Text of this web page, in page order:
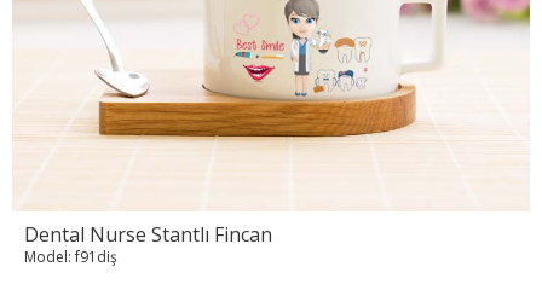
Dental Nurse Stantlı Fincan
Model: f91diş